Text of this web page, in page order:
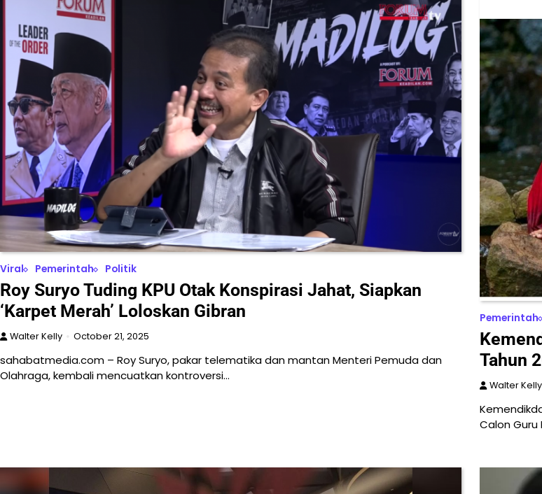
Viral Pemerintah Politik
Roy Suryo Tuding KPU Otak Konspirasi Jahat, Siapkan
‘Karpet Merah’ Loloskan Gibran
Walter Kelly October 21, 2025
sahabatmedia.com – Roy Suryo, pakar telematika dan mantan Menteri Pemuda dan
Olahraga, kembali mencuatkan kontroversi…
Pemerintah
Tahun
Walter Kelly
Calon Guru